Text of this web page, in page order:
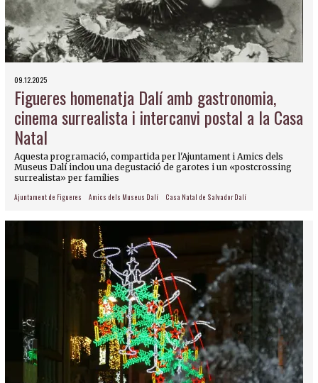
09.12.2025
Figueres homenatja Dalí amb gastronomia,
cinema surrealista i intercanvi postal a la Casa
Natal
Aquesta programació, compartida per l'Ajuntament i Amics dels
Museus Dalí inclou una degustació de garotes i un «postcrossing
surrealista» per famílies
Ajuntament de Figueres Amics dels Museus Dalí Casa Natal de Salvador Dalí